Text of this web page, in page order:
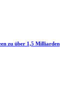
zu über 1,5 Milliarden